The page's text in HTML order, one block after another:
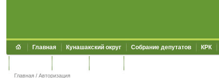
Главная Кунашакский округ Собрание депутатов КРК
Главная / Авторизация